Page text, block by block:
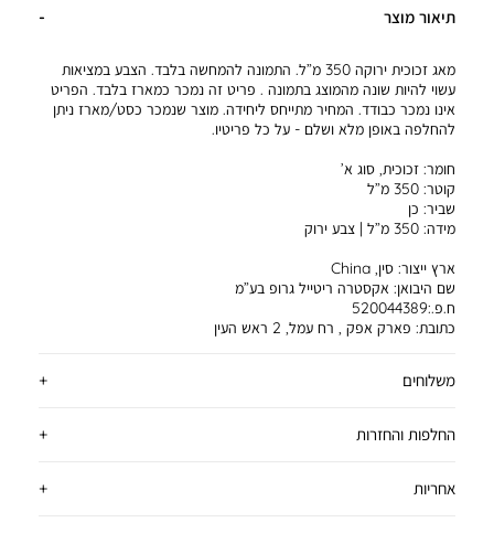
תיאור מוצר
משלוחים
החלפות והחזרות
אחריות
מאג זכוכית ירוקה 350 מ”ל. התמונה להמחשה בלבד. הצבע במציאות
עשוי להיות שונה מהמוצג בתמונה . פריט זה נמכר כמארז בלבד. הפריט
אינו נמכר כבודד. המחיר מתייחס ליחידה. מוצר שנמכר כסט/מארז ניתן
להחלפה באופן מלא ושלם - על כל פריטיו.
חומר: זכוכית, סוג א’
קוטר: 350 מ”ל
שביר: כן
מידה: 350 מ”ל | צבע ירוק
ארץ ייצור: סין, China
שם היבואן: אקסטרה ריטייל גרופ בע”מ
ח.פ.:520044389
כתובת: פארק אפק , רח עמל, 2 ראש העין